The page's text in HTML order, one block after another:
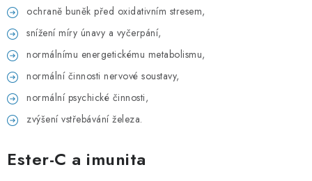
ochraně buněk před oxidativním stresem,
snížení míry únavy a vyčerpání,
normálnímu energetickému metabolismu,
normální činnosti nervové soustavy,
normální psychické činnosti,
zvýšení vstřebávání železa.
Ester-C a imunita